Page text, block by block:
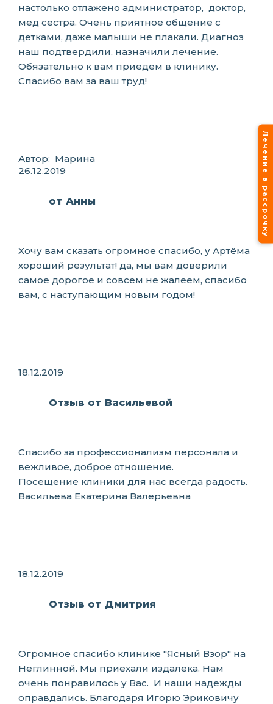
настолько отлажено администратор, доктор,
мед сестра. Очень приятное общение с
детками, даже малыши не плакали. Диагноз
наш подтвердили, назначили лечение.
Обязательно к вам приедем в клинику.
Спасибо вам за ваш труд!
Автор: Марина
26.12.2019
от Анны
Хочу вам сказать огромное спасибо, у Артёма
хороший результат! да, мы вам доверили
самое дорогое и совсем не жалеем, спасибо
вам, с наступающим новым годом!
18.12.2019
Отзыв от Васильевой
Спасибо за профессионализм персонала и
вежливое, доброе отношение.
Посещение клиники для нас всегда радость.
Васильева Екатерина Валерьевна
18.12.2019
Отзыв от Дмитрия
Огромное спасибо клинике "Ясный Взор" на
Неглинной. Мы приехали издалека. Нам
очень понравилось у Вас. И наши надежды
оправдались. Благодаря Игорю Эриковичу
Лечение в рассрочку